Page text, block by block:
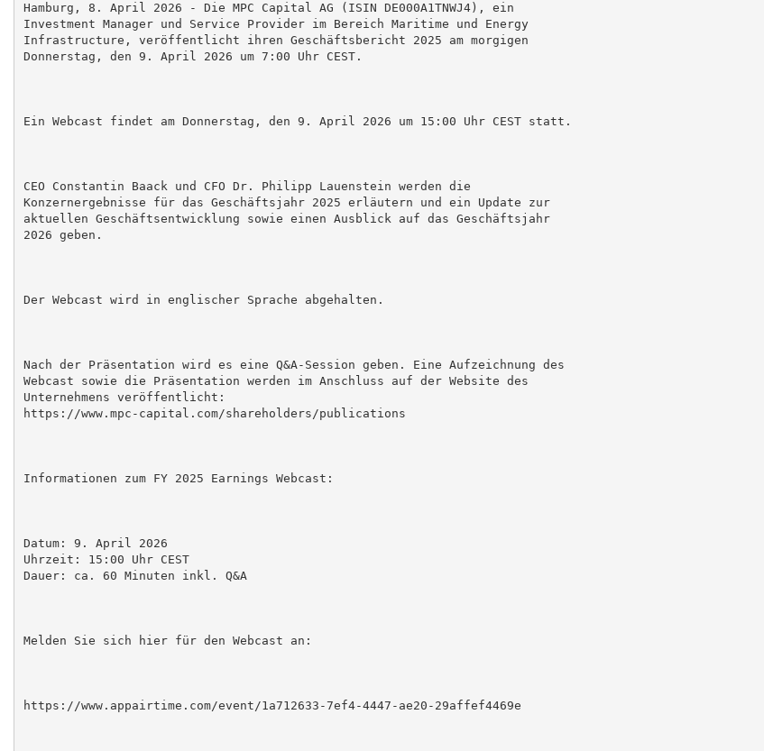
Hamburg, 8. April 2026 - Die MPC Capital AG (ISIN DE000A1TNWJ4), ein
Investment Manager und Service Provider im Bereich Maritime und Energy
Infrastructure, veröffentlicht ihren Geschäftsbericht 2025 am morgigen
Donnerstag, den 9. April 2026 um 7:00 Uhr CEST.
Ein Webcast findet am Donnerstag, den 9. April 2026 um 15:00 Uhr CEST statt.
CEO Constantin Baack und CFO Dr. Philipp Lauenstein werden die
Konzernergebnisse für das Geschäftsjahr 2025 erläutern und ein Update zur
aktuellen Geschäftsentwicklung sowie einen Ausblick auf das Geschäftsjahr
2026 geben.
Der Webcast wird in englischer Sprache abgehalten.
Nach der Präsentation wird es eine Q&A-Session geben. Eine Aufzeichnung des
Webcast sowie die Präsentation werden im Anschluss auf der Website des
Unternehmens veröffentlicht:
https://www.mpc-capital.com/shareholders/publications
Informationen zum FY 2025 Earnings Webcast:
Datum: 9. April 2026
Uhrzeit: 15:00 Uhr CEST
Dauer: ca. 60 Minuten inkl. Q&A
Melden Sie sich hier für den Webcast an:
https://www.appairtime.com/event/1a712633-7ef4-4447-ae20-29affef4469e